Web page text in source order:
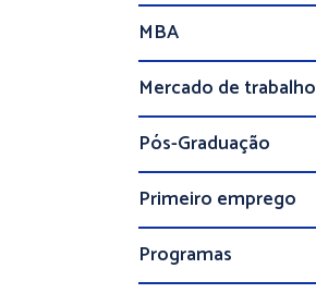
MBA
Mercado de trabalho
Pós-Graduação
Primeiro emprego
Programas